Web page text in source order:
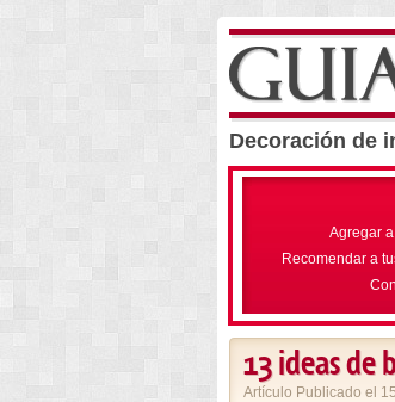
Decoración de
Agregar
Recomendar a
13 ideas de
Artículo Publicado el